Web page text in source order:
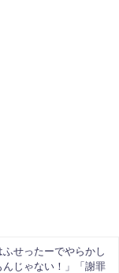
ふせったーでやらかし
じゃない！」「謝罪